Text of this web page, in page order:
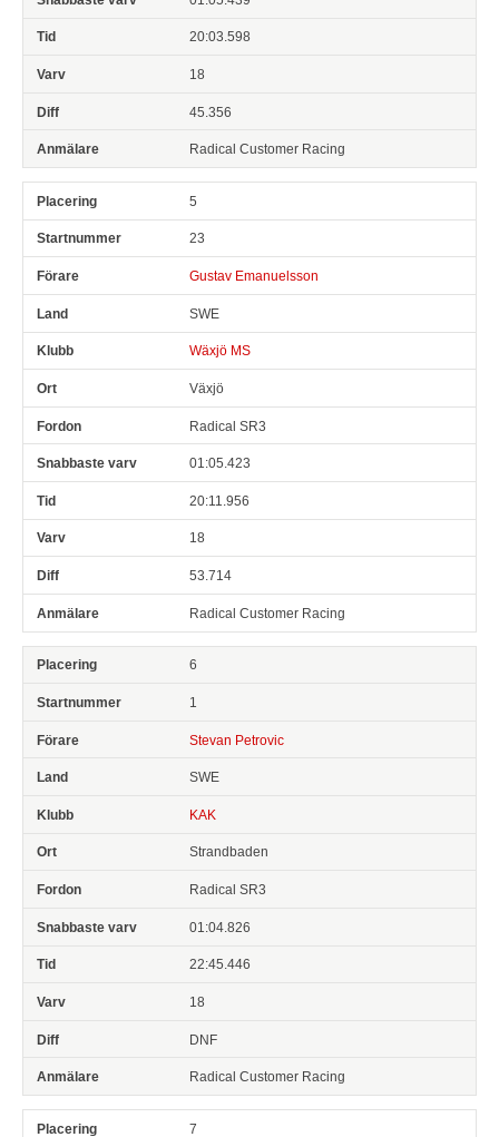
20:03.598
18
45.356
Radical Customer Racing
5
23
Gustav Emanuelsson
SWE
Wäxjö MS
Växjö
Radical SR3
01:05.423
20:11.956
18
53.714
Radical Customer Racing
6
1
Stevan Petrovic
SWE
KAK
Strandbaden
Radical SR3
01:04.826
22:45.446
18
DNF
Radical Customer Racing
7